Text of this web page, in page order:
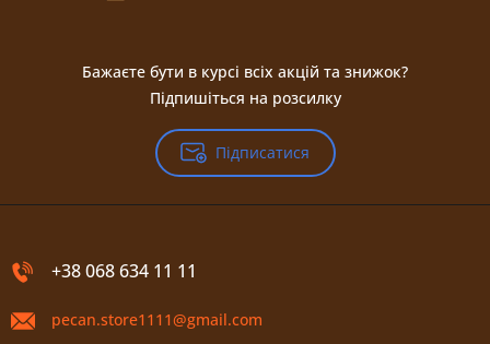
Бажаєте бути в курсі всіх акцій та знижок?
Підпишіться на розсилку
Підписатися
+38 068 634 11 11
pecan.store1111@gmail.com